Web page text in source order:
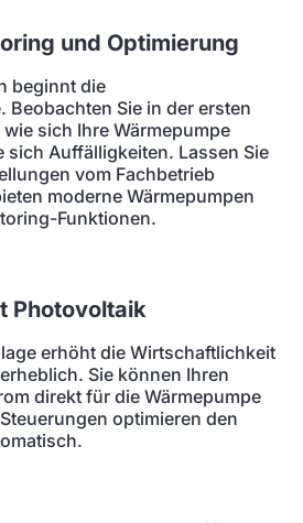
und Optimierung
beginnt die
Beobachten Sie in der ersten
sich Ihre Wärmepumpe
sich Auffälligkeiten. Lassen Sie
vom Fachbetrieb
moderne Wärmepumpen
Funktionen.
Photovoltaik
erhöht die Wirtschaftlichkeit
Sie können Ihren
direkt für die Wärmepumpe
optimieren den